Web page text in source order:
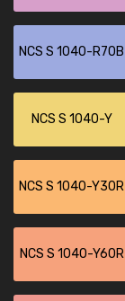
NCS S 1040-R70B
NCS S 1040-Y
NCS S 1040-Y30R
NCS S 1040-Y60R